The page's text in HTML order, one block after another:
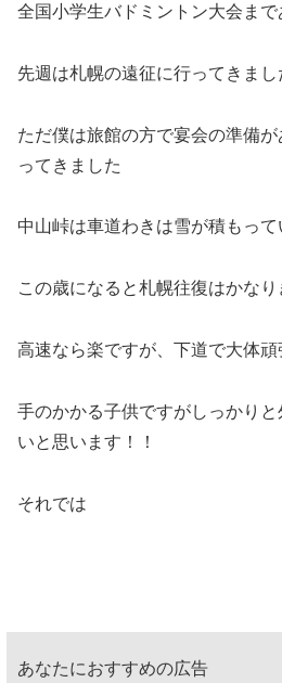
全国小学生バドミントン大会ま
先週は札幌の遠征に行ってきまし
ただ僕は旅館の方で宴会の準備
ってきました
中山峠は車道わきは雪が積もって
この歳になると札幌往復はかなり
高速なら楽ですが、下道で大体頑
手のかかる子供ですがしっかり
いと思います！！
それでは
あなたにおすすめの広告